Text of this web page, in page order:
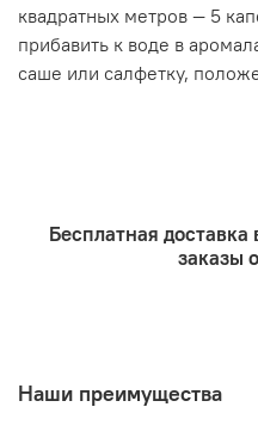
квадратных метров — 5
прибавить к воде в
саше или салфетку,
Бесплатная
заказы
Наши преимущества